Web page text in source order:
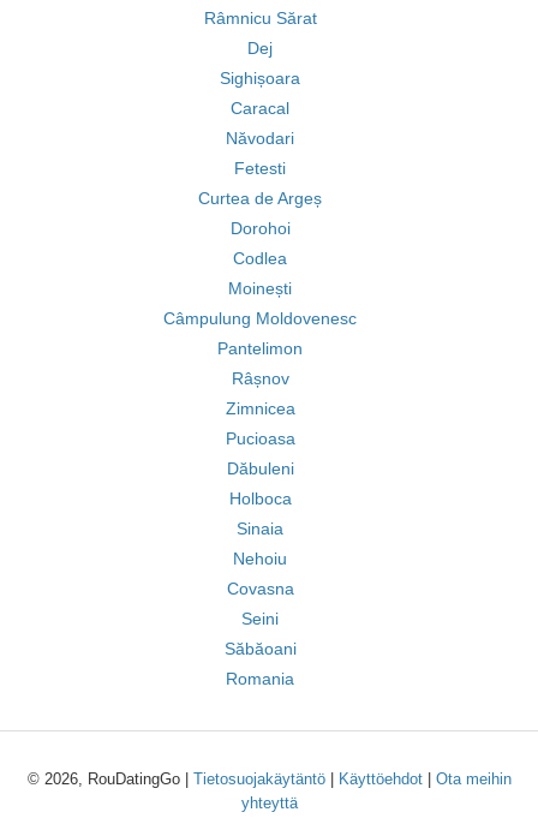
Râmnicu Sărat
Dej
Sighișoara
Caracal
Năvodari
Fetesti
Curtea de Argeș
Dorohoi
Codlea
Moinești
Câmpulung Moldovenesc
Pantelimon
Râșnov
Zimnicea
Pucioasa
Dăbuleni
Holboca
Sinaia
Nehoiu
Covasna
Seini
Săbăoani
Romania
© 2026, RouDatingGo | Tietosuojakäytäntö| Käyttöehdot| Ota meihin
yhteyttä